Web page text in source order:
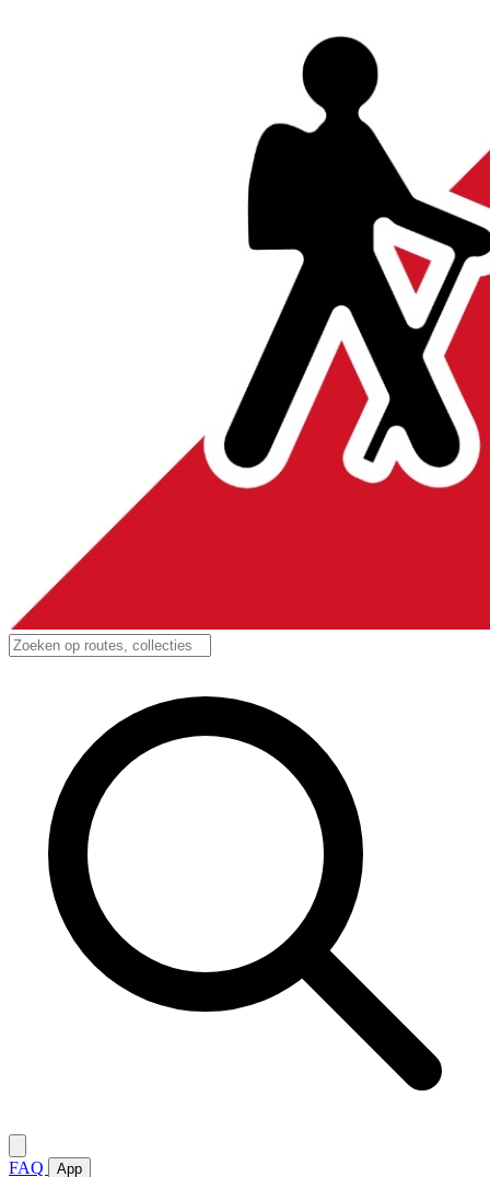
FAQ App